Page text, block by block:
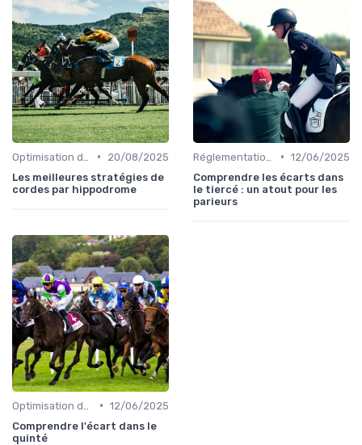
•
20/08/2025
Les meilleures stratégies de
cordes par hippodrome
• 12/06/2025
Comprendre les écarts dans
le tiercé : un atout pour les
parieurs
• 12/06/2025
Comprendre l'écart dans le
quinté